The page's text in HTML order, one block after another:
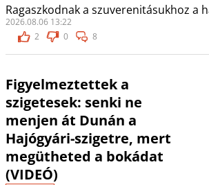
Ragaszkodnak a szuverenitásukhoz a
2026.08.06 13:22
2
0 8
Figyelmeztettek a
szigetesek: senki ne
menjen át Dunán a
Hajógyári-szigetre, mert
megütheted a bokádat
(VIDEÓ)